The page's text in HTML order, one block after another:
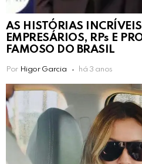
AS HISTÓRIAS
EMPRESÁRIOS, RPs E
FAMOSO DO BRASIL
Por Higor Garcia há 3 anos